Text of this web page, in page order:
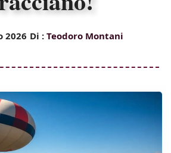
2026 Di : Teodoro Montani